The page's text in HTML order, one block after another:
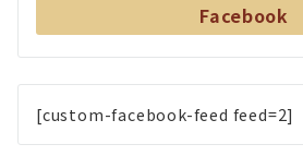
Facebook
[custom-facebook-feed feed=2]